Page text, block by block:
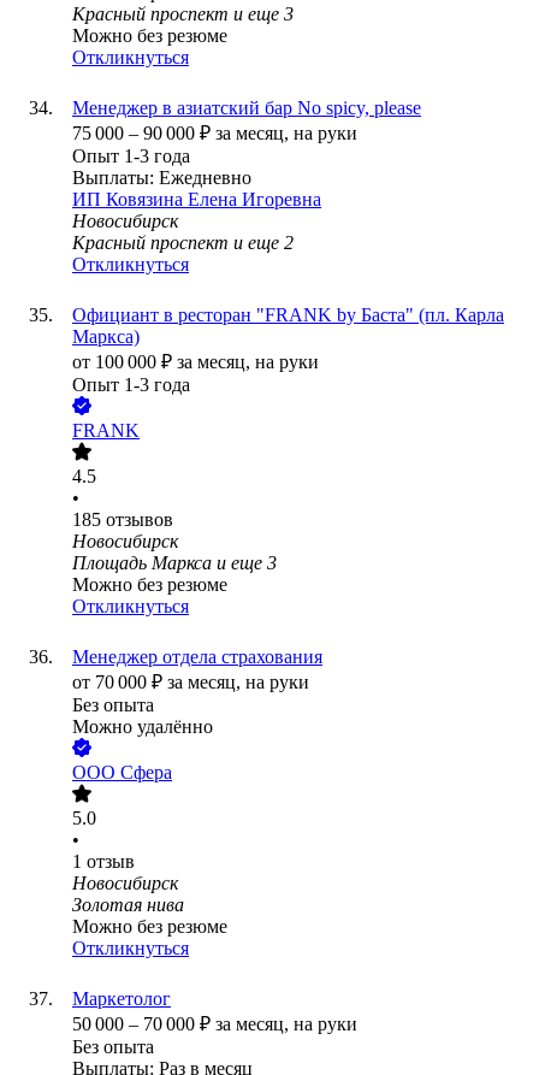
Красный проспект и еще 3
Можно без резюме
Откликнуться
Менеджер в азиатский бар No spicy, please
75 000 – 90 000 ₽ за месяц, на руки
Опыт 1-3 года
Выплаты: Ежедневно
ИП Ковязина Елена Игоревна
Новосибирск
Красный проспект и еще 2
Откликнуться
Официант в ресторан "FRANK bу Баста" (пл. Карла
Маркса)
от 100 000 ₽ за месяц, на руки
Опыт 1-3 года
FRANK
4.5
•
185 отзывов
Новосибирск
Площадь Маркса и еще 3
Можно без резюме
Откликнуться
Менеджер отдела страхования
от 70 000 ₽ за месяц, на руки
Без опыта
Можно удалённо
ООО Сфера
5.0
•
1 отзыв
Новосибирск
Золотая нива
Можно без резюме
Откликнуться
Маркетолог
50 000 – 70 000 ₽ за месяц, на руки
Без опыта
Выплаты: Раз в месяц